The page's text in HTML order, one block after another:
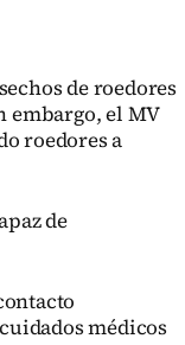
de roedores
embargo, el MV
roedores a
de
médicos